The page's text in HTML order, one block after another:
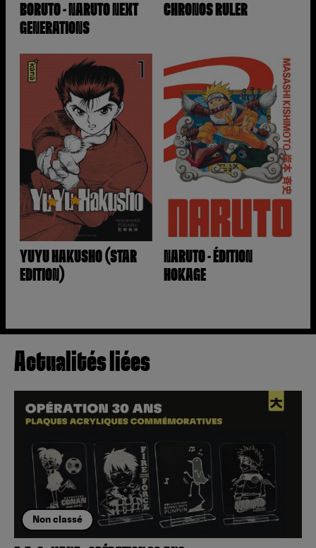
BORUTO - NARUTO NEXT
GENERATIONS
CHRONOS RULER
YUYU HAKUSHO (STAR
EDITION)
NARUTO - ÉDITION
HOKAGE
Actualités liées
Non classé